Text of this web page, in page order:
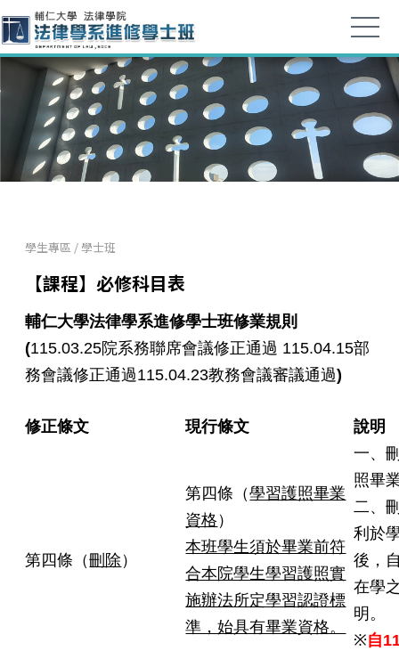
學生專區 /學士班
【課程】必修科目表
輔仁大學法律學系進修學士班修業規則
(115.03.25院系務聯席會議修正通過 115.04.15部
務會議修正通過115.04.23教務會議審議通過)
修正條文 現行條文 說明
第四條（刪除 ）
第四條（學習護照畢業
資格 ）
本班學生須於畢業前符
合本院學生學習護照實
施辦法所定學習認證標
準，始具有畢業資格。
一、
照畢
二、
利於
後，
在學
明。
※自